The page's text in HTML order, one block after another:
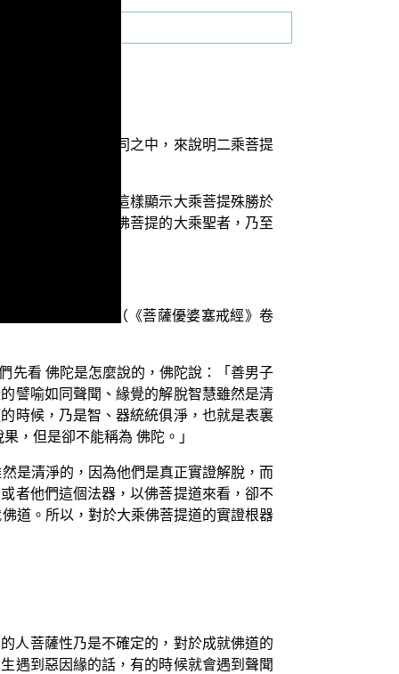
從三乘菩提的異同之中，來說明二乘菩提
厭與否的不同，這樣顯示大乘菩提殊勝於
，以及實證大乘佛菩提的大乘聖者，乃至
，是故名佛。」（《菩薩優婆塞戒經》卷
先看 佛陀是怎麼說的，佛陀說：「善男子
譬喻如同聲聞、緣覺的解脫智慧雖然是清
時候，乃是智、器統統俱淨，也就是表裏
，但是卻不能稱為 佛陀。」
是清淨的，因為他們是真正實證解脫，而
者他們這個法器，以佛菩提道來看，卻不
道。所以，對於大乘佛菩提道的實證根器
人菩薩性乃是不確定的，對於成就佛道的
遇到惡因緣的話，有的時候就會遇到聲聞